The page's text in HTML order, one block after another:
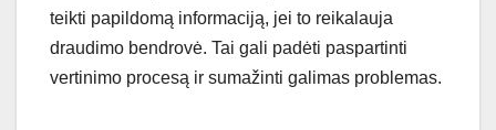
teikti papildomą informaciją, jei to reikalauja
draudimo bendrovė. Tai gali padėti paspartinti
vertinimo procesą ir sumažinti galimas problemas.